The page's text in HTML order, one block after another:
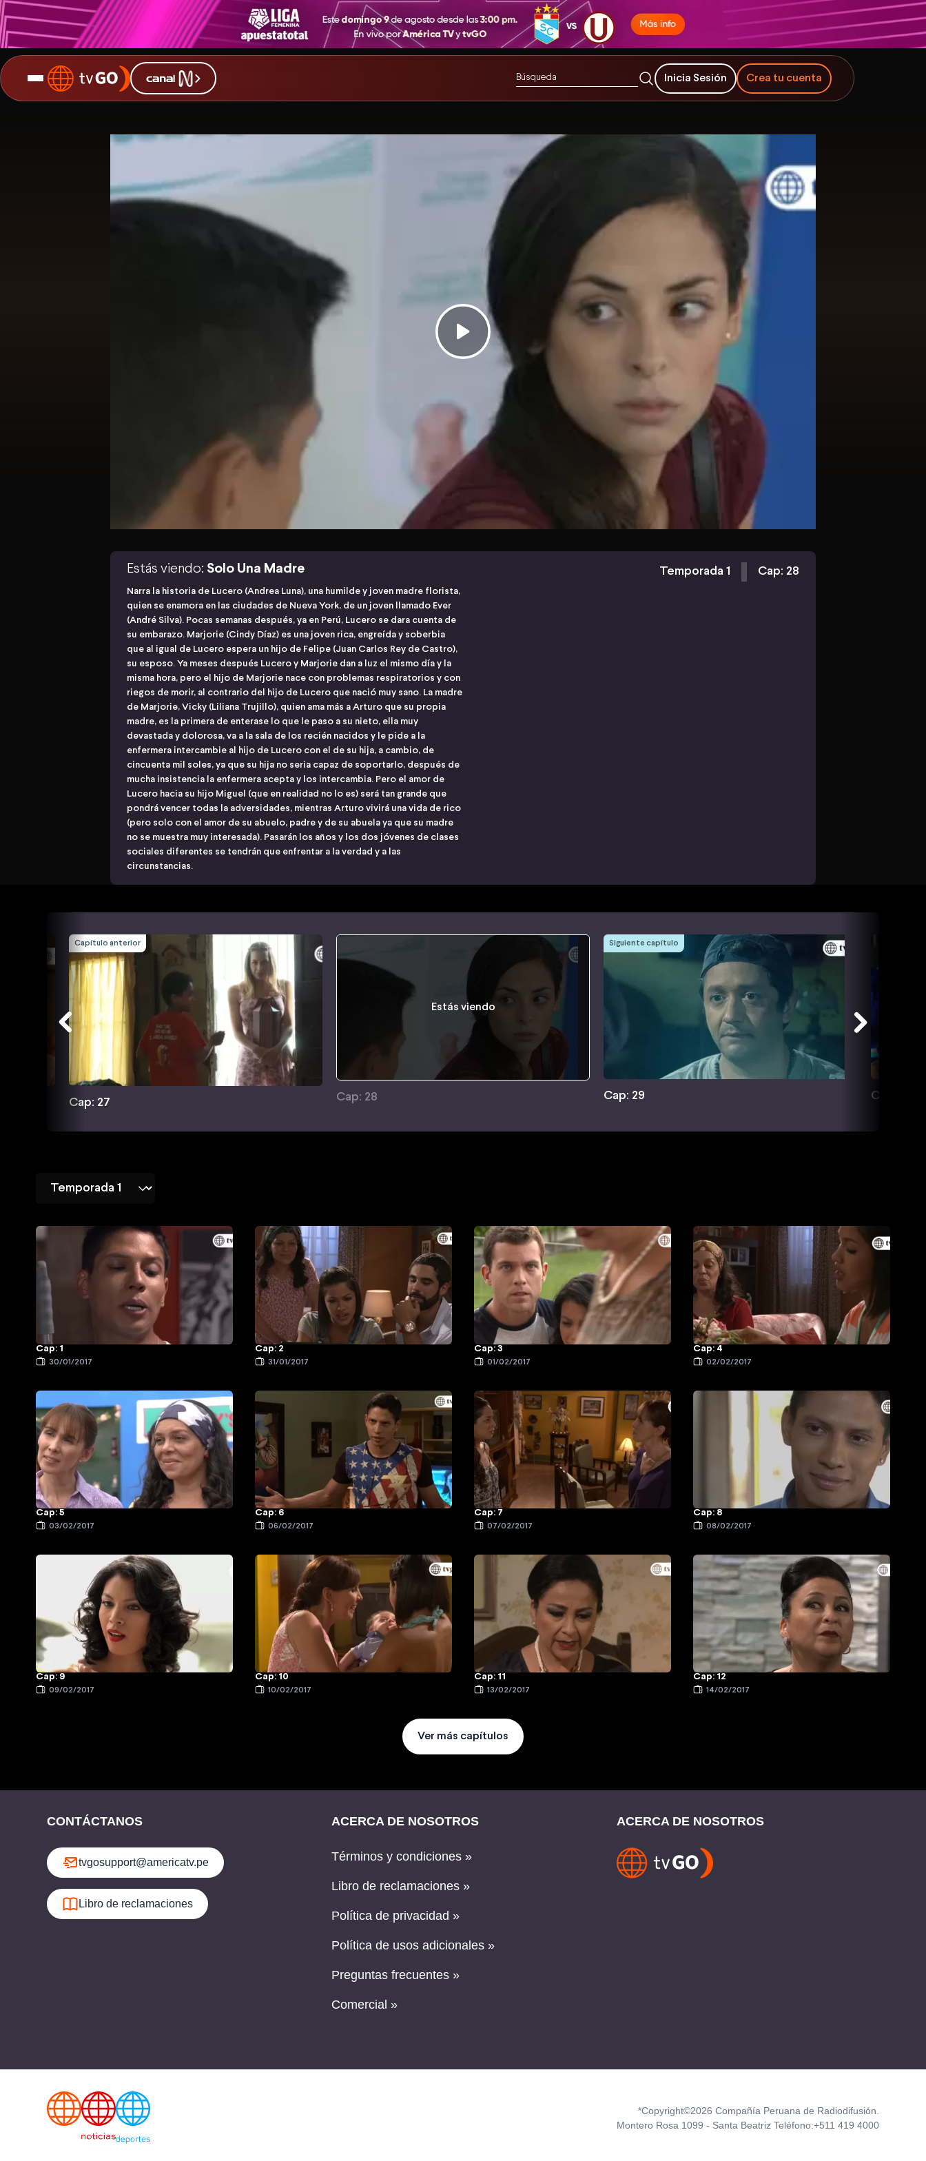
Inicia Sesión Crea tu cuenta
Estás viendo: Solo Una Madre
Narra la historia de Lucero (Andrea Luna), una humilde y joven madre florista,
quien se enamora en las ciudades de Nueva York, de un joven llamado Ever
(André Silva). Pocas semanas después, ya en Perú, Lucero se dara cuenta de
su embarazo. Marjorie (Cindy Díaz) es una joven rica, engreída y soberbia
que al igual de Lucero espera un hijo de Felipe (Juan Carlos Rey de Castro),
su esposo. Ya meses después Lucero y Marjorie dan a luz el mismo día y la
misma hora, pero el hijo de Marjorie nace con problemas respiratorios y con
riegos de morir, al contrario del hijo de Lucero que nació muy sano. La madre
de Marjorie, Vicky (Liliana Trujillo), quien ama más a Arturo que su propia
madre, es la primera de enterase lo que le paso a su nieto, ella muy
devastada y dolorosa, va a la sala de los recién nacidos y le pide a la
enfermera intercambie al hijo de Lucero con el de su hija, a cambio, de
cincuenta mil soles, ya que su hija no seria capaz de soportarlo, después de
mucha insistencia la enfermera acepta y los intercambia. Pero el amor de
Lucero hacia su hijo Miguel (que en realidad no lo es) será tan grande que
pondrá vencer todas la adversidades, mientras Arturo vivirá una vida de rico
(pero solo con el amor de su abuelo, padre y de su abuela ya que su madre
no se muestra muy interesada). Pasarán los años y los dos jóvenes de clases
sociales diferentes se tendrán que enfrentar a la verdad y a las
circunstancias.
Temporada 1 Cap: 28
Capítulo anterior
Cap: 27
Estás viendo
Cap: 28
Siguiente capítulo
Cap: 29 Cap: 30
Cap: 1
30/01/2017
Cap: 2
31/01/2017
Cap: 3
01/02/2017
Cap: 4
02/02/2017
Cap: 5
03/02/2017
Cap: 6
06/02/2017
Cap: 7
07/02/2017
Cap: 8
08/02/2017
Cap: 9
09/02/2017
Cap: 10
10/02/2017
Cap: 11
13/02/2017
Cap: 12
14/02/2017
Ver más capítulos
CONTÁCTANOS
tvgosupport@americatv.pe
Libro de reclamaciones
ACERCA DE NOSOTROS
Términos y condiciones »
Libro de reclamaciones »
Política de privacidad »
Política de usos adicionales »
Preguntas frecuentes »
Comercial »
ACERCA DE NOSOTROS
*Copyright©2026 Compañía Peruana de Radiodifusión.
Montero Rosa 1099 - Santa Beatriz Teléfono:+511 419 4000